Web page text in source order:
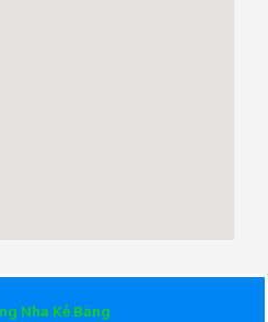
Nha Kẻ Bàng